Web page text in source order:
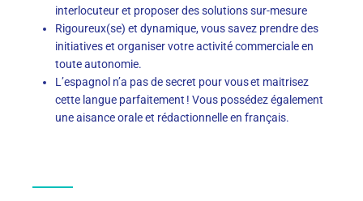
interlocuteur et proposer des solutions sur-mesure
Rigoureux(se) et dynamique, vous savez prendre des
initiatives et organiser votre activité commerciale en
toute autonomie.
L’espagnol n’a pas de secret pour vous et maitrisez
cette langue parfaitement ! Vous possédez également
une aisance orale et rédactionnelle en français.